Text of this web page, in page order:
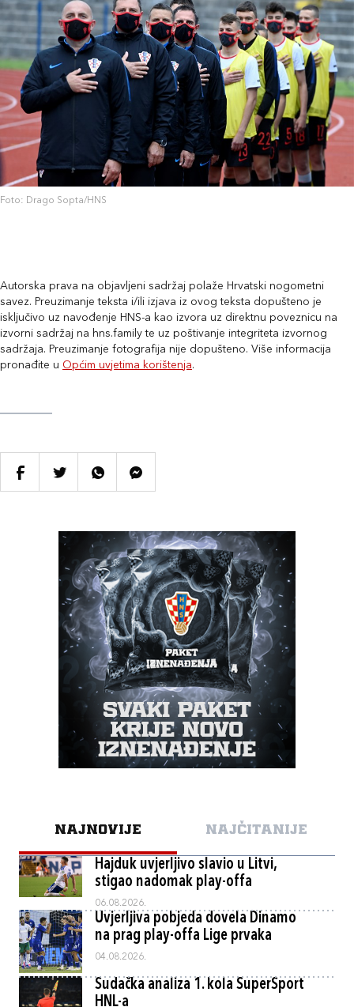
Foto: Drago Sopta/HNS
Autorska prava na objavljeni sadržaj polaže Hrvatski nogometni
savez. Preuzimanje teksta i/ili izjava iz ovog teksta dopušteno je
isključivo uz navođenje HNS-a kao izvora uz direktnu poveznicu na
izvorni sadržaj na hns.family te uz poštivanje integriteta izvornog
sadržaja. Preuzimanje fotografija nije dopušteno. Više informacija
pronađite u Općim uvjetima korištenja.
NAJNOVIJE NAJČITANIJE
Hajduk uvjerljivo slavio u Litvi,
stigao nadomak play-offa
06.08.2026.
Uvjerljiva pobjeda dovela Dinamo
na prag play-offa Lige prvaka
04.08.2026.
Sudačka analiza 1. kola SuperSport
HNL-a